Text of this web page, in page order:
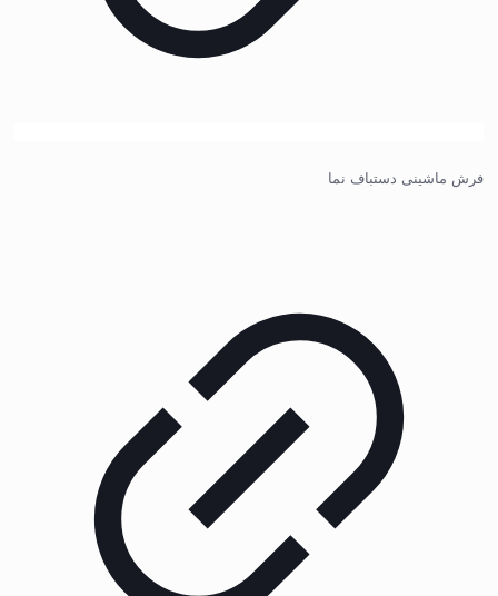
فرش ماشینی دستباف نما